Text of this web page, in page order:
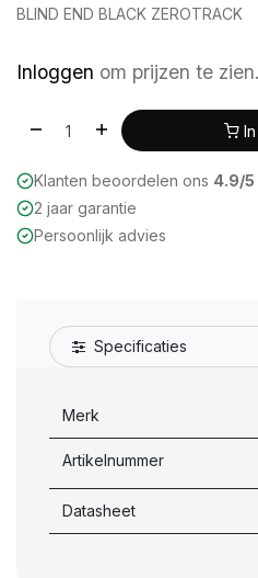
BLIND END BLACK ZEROTRACK
Inloggen om prijzen te zien.
Klanten beoordelen ons 4.9/5
2 jaar garantie
Persoonlijk advies
Specificaties
Merk
Artikelnummer
Datasheet